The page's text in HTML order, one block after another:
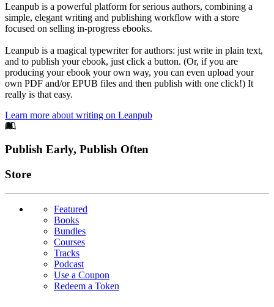
Leanpub is a powerful platform for serious authors, combining a
simple, elegant writing and publishing workflow with a store
focused on selling in-progress ebooks.
Leanpub is a magical typewriter for authors: just write in plain text,
and to publish your ebook, just click a button. (Or, if you are
producing your ebook your own way, you can even upload your
own PDF and/or EPUB files and then publish with one click!) It
really is that easy.
Learn more about writing on Leanpub
Footer
Publish Early, Publish Often
Links
Store
Featured
Books
Bundles
Courses
Tracks
Podcast
Use a Coupon
Redeem a Token